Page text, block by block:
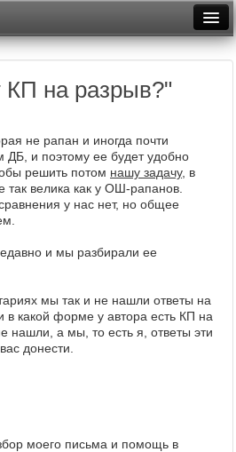
Неделя
Рейтинги
Архив
на разрыв?"
не рапан и иногда почти
и поэтому ее будет удобно
решить потом нашу задачу, в
так велика как у ОШ-рапанов.
у нас нет, но общее
и мы разбирали ее
мы так и не нашли ответы на
в какой форме у автора есть КП на
нашли, а мы, то есть я, ответы эти
донести.
моего письма и помощь в